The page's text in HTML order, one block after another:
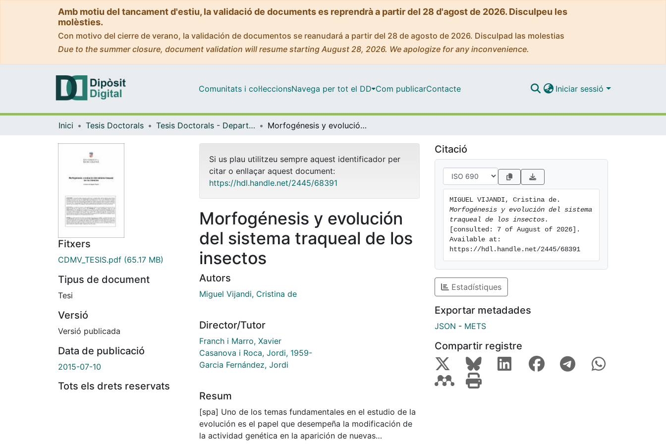
Amb motiu del tancament d'estiu, la validació de documents es reprendrà a partir del 28 d'agost de 2026. Disculpeu les
molèsties.
Con motivo del cierre de verano, la validación de documentos se reanudará a partir del 28 de agosto de 2026. Disculpad las molestias
Due to the summer closure, document validation will resume starting August 28, 2026. We apologize for any inconvenience.
Comunitats i col·leccionsNavega per tot el DD Com publicarContacte Iniciar sessió
Inici Tesis Doctorals Tesis Doctorals - Departament - Genètica Morfogénesis y evolución del sistema traqueal de los insectos
Fitxers
CDMV_TESIS.pdf (65.17 MB)
Tipus de document
Tesi
Versió
Versió publicada
Data de publicació
2015-07-10
Tots els drets reservats
Si us plau utilitzeu sempre aquest identificador per
citar o enllaçar aquest document:
https://hdl.handle.net/2445/68391
Morfogénesis y evolución
del sistema traqueal de los
insectos
Autors
Miguel Vijandi, Cristina de
Director/Tutor
Franch i Marro, Xavier
Casanova i Roca, Jordi, 1959-
Garcia Fernández, Jordi
Resum
[spa] Uno de los temas fundamentales en el estudio de la
evolución es el papel que desempeña la modificación de
la actividad genética en la aparición de nuevas
Citació
Morfogénesis y evolución del sistema
traqueal de los insectos.
[consulted: 7 of August of 2026].
Available at:
https://hdl.handle.net/2445/68391
Estadístiques
Exportar metadades
JSON - METS
Compartir registre